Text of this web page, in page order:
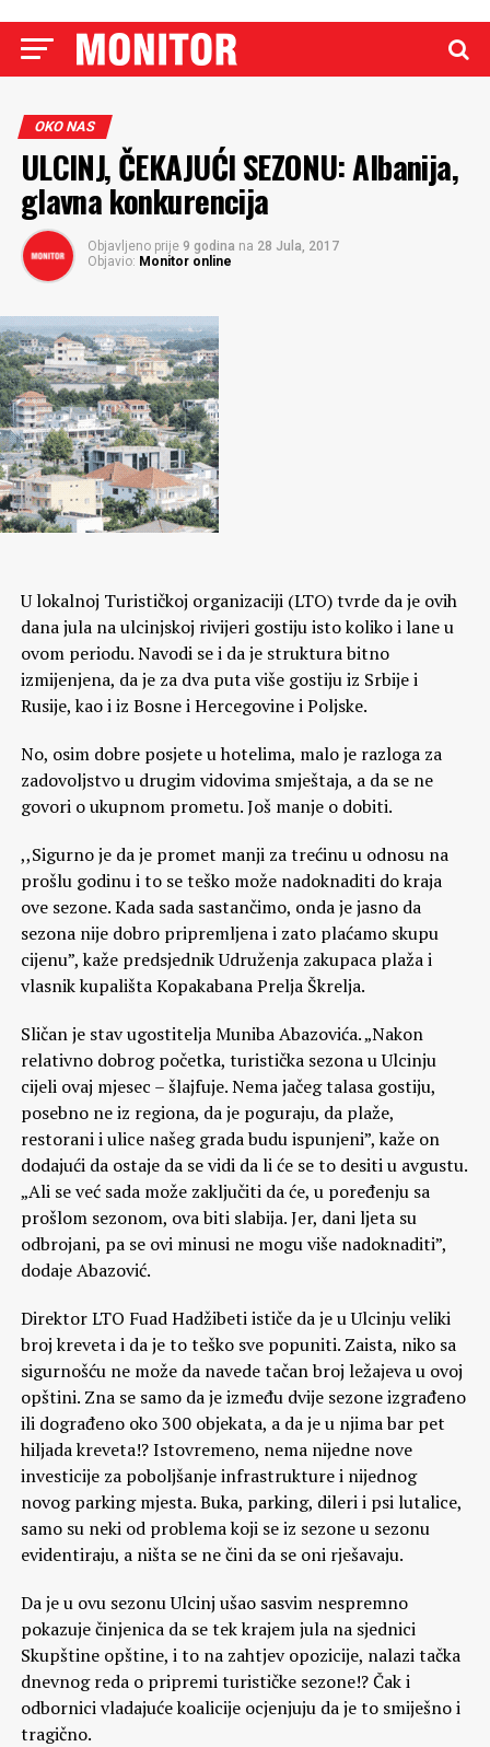
OKO NAS
ULCINJ, ČEKAJUĆI SEZONU: Albanija,
glavna konkurencija
Objavljeno prije 9 godina na 28 Jula, 2017
Objavio: Monitor online
U lokalnoj Turističkoj organizaciji (LTO) tvrde da je ovih
dana jula na ulcinjskoj rivijeri gostiju isto koliko i lane u
ovom periodu. Navodi se i da je struktura bitno
izmijenjena, da je za dva puta više gostiju iz Srbije i
Rusije, kao i iz Bosne i Hercegovine i Poljske.
No, osim dobre posjete u hotelima, malo je razloga za
zadovoljstvo u drugim vidovima smještaja, a da se ne
govori o ukupnom prometu. Još manje o dobiti.
,,Sigurno je da je promet manji za trećinu u odnosu na
prošlu godinu i to se teško može nadoknaditi do kraja
ove sezone. Kada sada sastančimo, onda je jasno da
sezona nije dobro pripremljena i zato plaćamo skupu
cijenu”, kaže predsjednik Udruženja zakupaca plaža i
vlasnik kupališta Kopakabana Prelja Škrelja.
Sličan je stav ugostitelja Muniba Abazovića. „Nakon
relativno dobrog početka, turistička sezona u Ulcinju
cijeli ovaj mjesec – šlajfuje. Nema jačeg talasa gostiju,
posebno ne iz regiona, da je poguraju, da plaže,
restorani i ulice našeg grada budu ispunjeni”, kaže on
dodajući da ostaje da se vidi da li će se to desiti u avgustu.
„Ali se već sada može zaključiti da će, u poređenju sa
prošlom sezonom, ova biti slabija. Jer, dani ljeta su
odbrojani, pa se ovi minusi ne mogu više nadoknaditi”,
dodaje Abazović.
Direktor LTO Fuad Hadžibeti ističe da je u Ulcinju veliki
broj kreveta i da je to teško sve popuniti. Zaista, niko sa
sigurnošću ne može da navede tačan broj ležajeva u ovoj
opštini. Zna se samo da je između dvije sezone izgrađeno
ili dograđeno oko 300 objekata, a da je u njima bar pet
hiljada kreveta!? Istovremeno, nema nijedne nove
investicije za poboljšanje infrastrukture i nijednog
novog parking mjesta. Buka, parking, dileri i psi lutalice,
samo su neki od problema koji se iz sezone u sezonu
evidentiraju, a ništa se ne čini da se oni rješavaju.
Da je u ovu sezonu Ulcinj ušao sasvim nespremno
pokazuje činjenica da se tek krajem jula na sjednici
Skupštine opštine, i to na zahtjev opozicije, nalazi tačka
dnevnog reda o pripremi turističke sezone!? Čak i
odbornici vladajuće koalicije ocjenjuju da je to smiješno i
tragično.